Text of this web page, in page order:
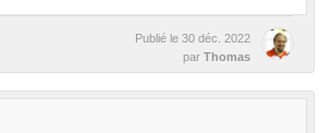
Publié le 30 déc. 2022
par Thomas